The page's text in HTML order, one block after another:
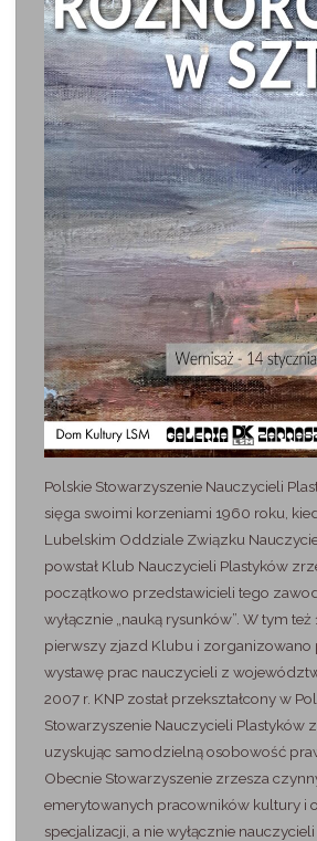
Polskie Stowarzyszenie Nauczycieli
sięga swoimi korzeniami 1960 roku,
Lubelskim Oddziale Związku
powstał Klub Nauczycieli Plastyków
początkowo przedstawicieli tego
wyłącznie „nauką rysunków”. W tym
pierwszy zjazd Klubu i zorganizowano
wystawę prac nauczycieli z
2007 r. KNP został przekształcony w
Stowarzyszenie Nauczycieli Plastyków
uzyskując samodzielną osobowość
Obecnie Stowarzyszenie zrzesza
emerytowanych pracowników kultury i
specjalizacji, a nie wyłącznie